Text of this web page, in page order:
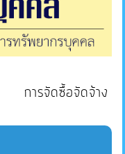
การจัดซื้อจัดจ้าง